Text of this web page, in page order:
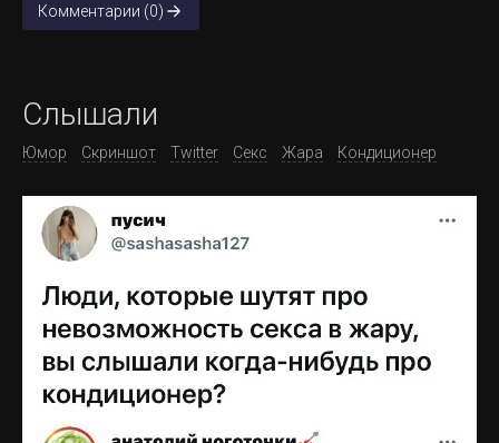
Комментарии (0)
Слышали
Юмор Скриншот Twitter Секс Жара Кондиционер